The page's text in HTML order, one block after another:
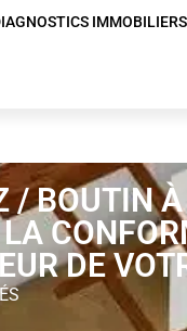
IMMOBILIERS
/ BOUTIN
DE